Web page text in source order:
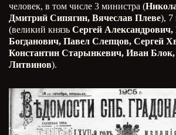
человек, в том числе 3 министра (
Дмитрий Сипягин, Вячеслав Плеве), 7
(великий князь Сергей
Богданович, Павел Слепцов, Сергей
Константин Старынкевич, Иван
Литвинов).